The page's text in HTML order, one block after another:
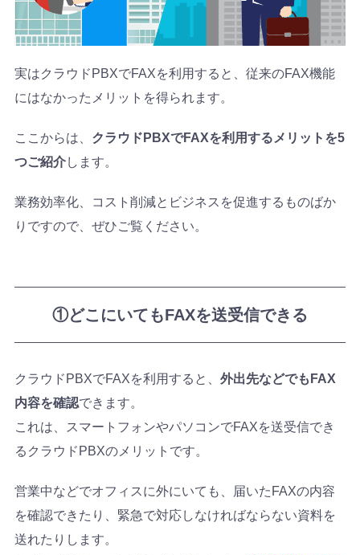
実はクラウドPBXでFAXを利用すると、従来のFAX機能
にはなかったメリットを得られます。
ここからは、 クラウドPBXでFAXを利用するメリットを5
つご紹介します。
業務効率化、コスト削減とビジネスを促進するものばか
りですので、ぜひご覧ください。
①どこにいてもFAXを送受信できる
クラウドPBXでFAXを利用すると、 外出先などでもFAX
内容を確認できます。
これは、スマートフォンやパソコンでFAXを送受信でき
るクラウドPBXのメリットです。
営業中などでオフィスに外にいても、届いたFAXの内容
を確認できたり、緊急で対応しなければならない資料を
送れたりします。